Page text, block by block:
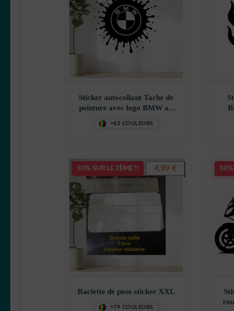
Sticker autocollant Tache de
peinture avec logo BMW au
decostickerstore – JXSYYW
+63 COULEURS
50% SUR LE 2ÈME !!
Raclette de pose sticker XXL
+79 COULEURS
4,99€ 50%